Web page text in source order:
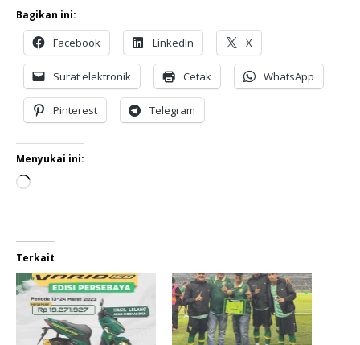
Bagikan ini:
Facebook LinkedIn X
Surat elektronik Cetak WhatsApp
Pinterest Telegram
Menyukai ini:
Terkait